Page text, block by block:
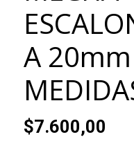
A
$7.600,00